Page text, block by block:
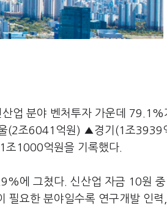
업 분야 벤처투자 가운데 79.1%
(2조6041억원) ▲경기(1조
1000억원을 기록했다.
에 그쳤다. 신산업 자금 10원
필요한 분야일수록 연구개발 인